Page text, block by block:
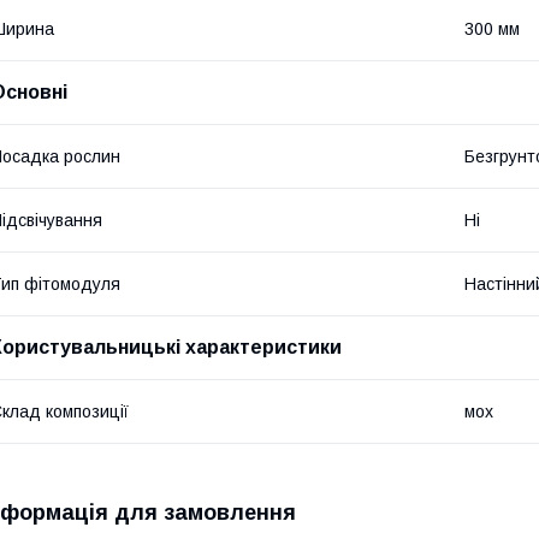
300 мм
рослин
Ні
фітомодуля
характеристики
композиції мох
для замовлення